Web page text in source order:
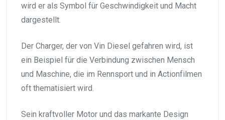
wird er als Symbol für Geschwindigkeit und Macht
dargestellt.
Der Charger, der von Vin Diesel gefahren wird, ist
ein Beispiel für die Verbindung zwischen Mensch
und Maschine, die im Rennsport und in Actionfilmen
oft thematisiert wird.
Sein kraftvoller Motor und das markante Design